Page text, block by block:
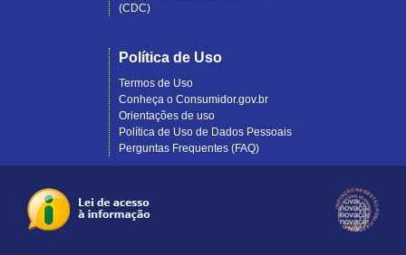
(CDC)
Política de Uso
Termos de Uso
Conheça o Consumidor.gov.br
Orientações de uso
Política de Uso de Dados Pessoais
Perguntas Frequentes (FAQ)